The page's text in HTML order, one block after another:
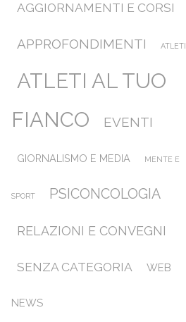
AGGIORNAMENTI E CORSI
APPROFONDIMENTI ATLETI
ATLETI AL TUO
FIANCO
EVENTI
GIORNALISMO E MEDIA MENTE E
SPORT PSICONCOLOGIA
RELAZIONI E CONVEGNI
SENZA CATEGORIA WEB
NEWS